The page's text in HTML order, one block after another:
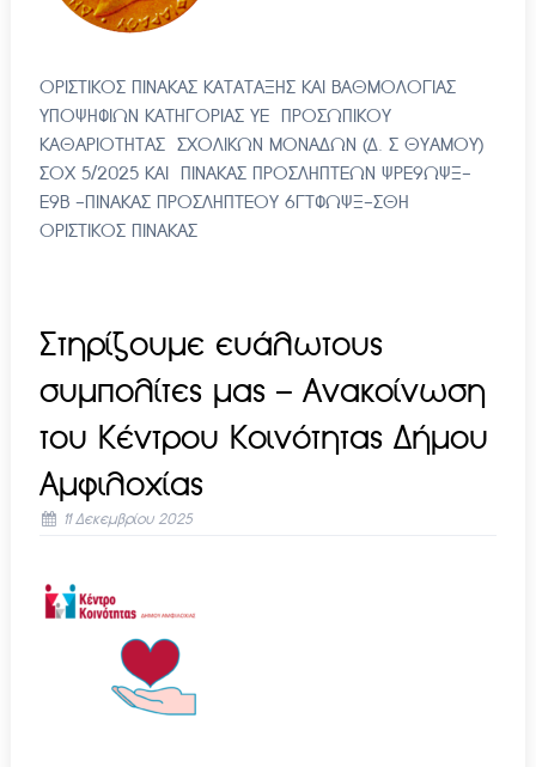
ΟΡΙΣΤΙΚΟΣ ΠΙΝΑΚΑΣ ΚΑΤΑΤΑΞΗΣ ΚΑΙ ΒΑΘΜΟΛΟΓΙΑΣ
ΥΠΟΨΗΦΙΩΝ ΚΑΤΗΓΟΡΙΑΣ ΥΕ ΠΡΟΣΩΠΙΚΟΥ
ΚΑΘΑΡΙΟΤΗΤΑΣ ΣΧΟΛΙΚΩΝ ΜΟΝΑΔΩΝ (Δ. Σ ΘΥΑΜΟΥ)
ΣΟΧ 5/2025 ΚΑΙ ΠΙΝΑΚΑΣ ΠΡΟΣΛΗΠΤΕΩΝ ΨΡΕ9ΩΨΞ-
Ε9Β -ΠΙΝΑΚΑΣ ΠΡΟΣΛΗΠΤΕΟΥ 6ΓΤΦΩΨΞ-ΣΘΗ
ΟΡΙΣΤΙΚΟΣ ΠΙΝΑΚΑΣ
Στηρίζουμε ευάλωτους
συμπολίτες μας – Ανακοίνωση
του Κέντρου Κοινότητας Δήμου
Αμφιλοχίας
11 Δεκεμβρίου 2025